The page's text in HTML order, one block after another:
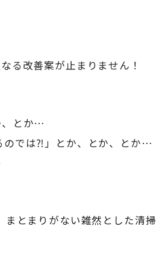
る改善案が止まりません！
、とか…
のでは⁈」とか、とか、とか…
とまりがない雑然とした清掃